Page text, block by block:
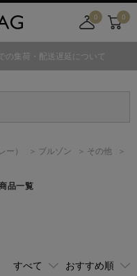
0
舗
カ
ト
0
の集荷・配送遅延について
ー） ブルゾン
その他
品一覧